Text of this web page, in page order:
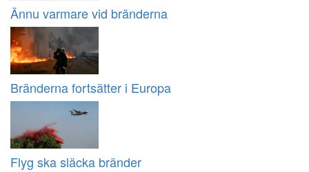
Ännu varmare vid bränderna
Bränderna fortsätter i Europa
Flyg ska släcka bränder